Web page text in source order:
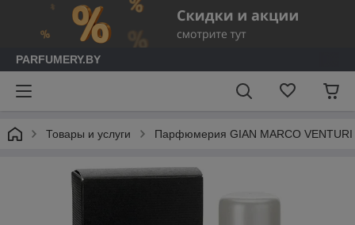
PARFUMERY.BY
Товары и услуги Парфюмерия GIAN MARCO